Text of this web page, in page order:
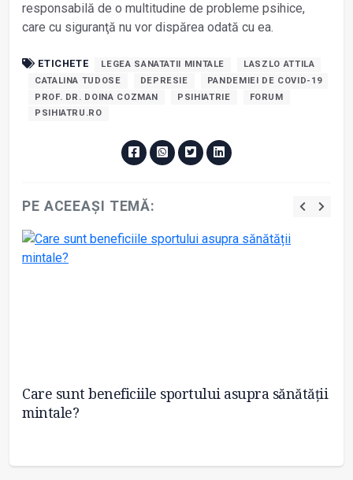
responsabilă de o multitudine de probleme psihice,
care cu siguranţă nu vor dispărea odată cu ea.
ETICHETE LEGEA SANATATII MINTALE
LASZLO ATTILA
CATALINA TUDOSE
DEPRESIE
PANDEMIEI DE COVID-19
PROF. DR. DOINA COZMAN
PSIHIATRIE
FORUM
PSIHIATRU.RO
PE ACEEAȘI TEMĂ:
Care sunt beneficiile sportului asupra sănătății
mintale?